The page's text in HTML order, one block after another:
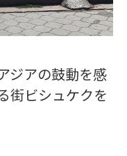
ジアの鼓動を感
街ビシュケクを